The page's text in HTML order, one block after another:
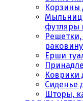
Корзины
футляры
Ерши
Коврики
Сиденье
Шторы,